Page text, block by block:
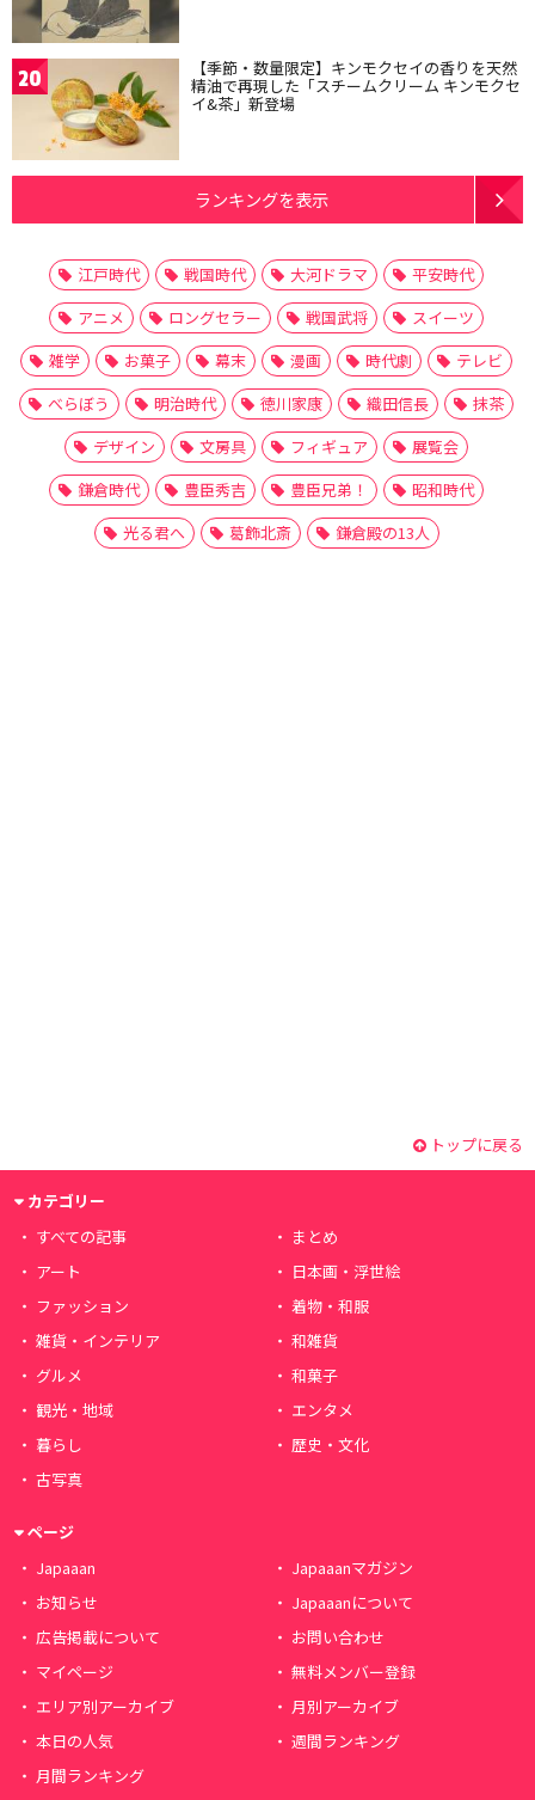
20 【季節・数量限定】キンモクセイの香りを天然
精油で再現した「スチームクリーム キンモクセ
イ&茶」新登場
ランキングを表示
江戸時代 戦国時代 大河ドラマ
平安時代
アニメ
ロングセラー 戦国武将
スイーツ
雑学
お菓子 幕末 漫画 時代劇
テレビ
べらぼう
明治時代 徳川家康 織田信長
抹茶
デザイン
文房具 フィギュア
展覧会
鎌倉時代
豊臣秀吉 豊臣兄弟！
昭和時代
光る君へ
葛飾北斎 鎌倉殿の13人
トップに戻る
カテゴリー
すべての記事
まとめ
アート
日本画・浮世絵
ファッション
着物・和服
雑貨・インテリア
和雑貨
グルメ
和菓子
観光・地域
エンタメ
暮らし
歴史・文化
古写真
ページ
Japaaan
Japaaanマガジン
お知らせ
Japaaanについて
広告掲載について
お問い合わせ
マイページ
無料メンバー登録
エリア別アーカイブ
月別アーカイブ
本日の人気
週間ランキング
月間ランキング